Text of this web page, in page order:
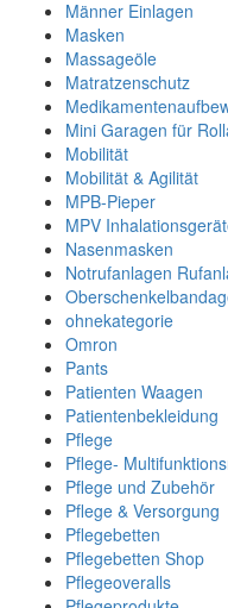
Männer Einlagen
Masken
Massageöle
Matratzenschutz
Mini Garagen für
Mobilität
Mobilität & Agilität
MPB-Pieper
MPV
Nasenmasken
Notrufanlagen
ohnekategorie
Omron
Pants
Patienten Waagen
Patientenbekleidung
Pflege
Pflege-
Pflege und Zubehör
Pflege & Versorgung
Pflegebetten
Pflegebetten Shop
Pflegeoveralls